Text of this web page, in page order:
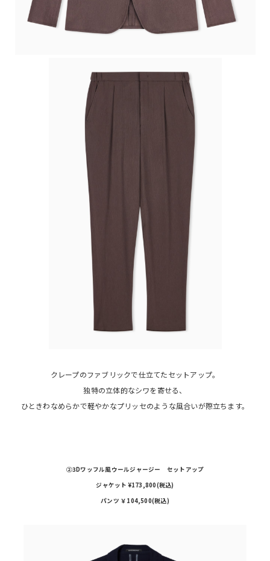
クレープのファブリックで仕立てたセットアップ。
独特の立体的なシワを寄せる、
ひときわなめらかで軽やかなプリッセのような風合いが際立ちます。
②3Dワッフル風ウールジャージー セットアップ
ジャケット ¥173,800(税込)
パンツ ￥104,500(税込)